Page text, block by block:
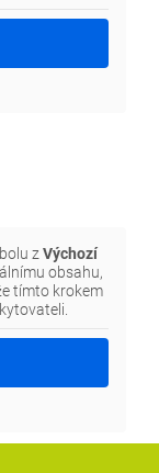
z Výchozí
obsahu,
tímto krokem